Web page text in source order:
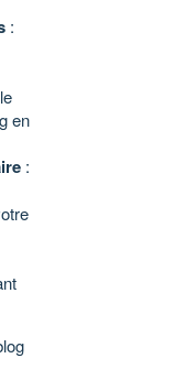
:
en
: